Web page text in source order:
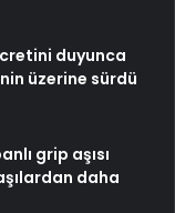
duyunca
üzerine sürdü
grip aşısı
daha